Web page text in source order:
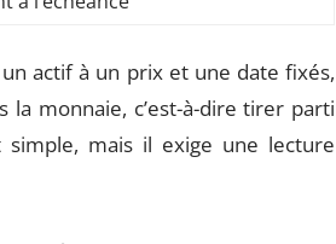
actif à un prix et une date fixés,
la monnaie, c’est-à-dire tirer parti
simple, mais il exige une lecture